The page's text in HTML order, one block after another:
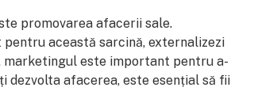
promovarea afacerii sale.
această sarcină, externalizezi
marketingul este important pentru a-
dezvolta afacerea, este esențial să fii